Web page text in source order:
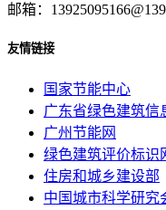
邮箱：
友情链接
国家节能中心
广东省绿色建筑信
广州节能网
绿色建筑评价标识
住房和城乡建设部
中国城市科学研究